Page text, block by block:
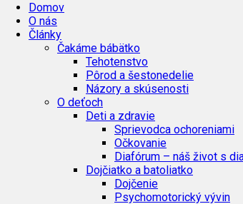
Domov
O nás
Články
Čakáme bábätko
Tehotenstvo
Pôrod a šestonedelie
Názory a skúsenosti
O deťoch
Deti a zdravie
Sprievodca ochoreniami
Očkovanie
Diafórum – náš život s
Dojčiatko a batoliatko
Dojčenie
Psychomotorický vývin